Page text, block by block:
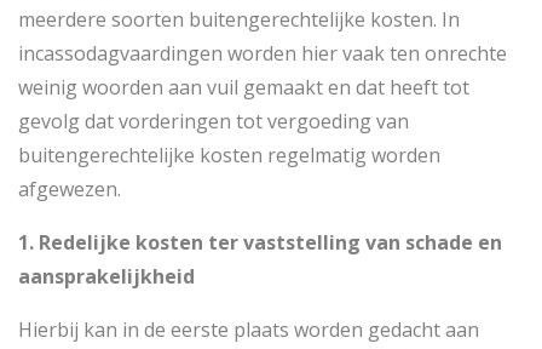
meerdere soorten buitengerechtelijke kosten. In
incassodagvaardingen worden hier vaak ten onrechte
weinig woorden aan vuil gemaakt en dat heeft tot
gevolg dat vorderingen tot vergoeding van
buitengerechtelijke kosten regelmatig worden
afgewezen.
1. Redelijke kosten ter vaststelling van schade en
aansprakelijkheid
Hierbij kan in de eerste plaats worden gedacht aan